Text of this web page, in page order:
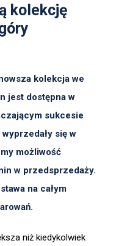
kolekcję
kolekcja we
jest dostępna w
sukcesie
się w
możliwość
w przedsprzedaży.
na całym
niż kiedykolwiek